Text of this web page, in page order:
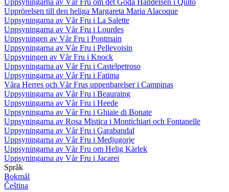
Upprörelsen till den heliga Margareta Maria Alacoque
Uppsyningarna av Vår Fru i La Salette
Uppsyningarna av Vår Fru i Lourdes
Uppsyningen av Vår Fru i Pontmain
Uppsyningarna av Vår Fru i Pellevoisin
Uppsyningen av Vår Fru i Knock
Uppsyningarna av Vår Fru i Castelpetroso
Uppsyningarna av Vår Fru i Fatima
Våra Herres och Vår Frus uppenbarelser i Campinas
Uppsyningarna av Vår Fru i Beauraing
Uppsyningarna av Vår Fru i Heede
Uppsyningarna av Vår Fru i Ghiaie di Bonate
Uppsyningarna av Rosa Mistica i Montichiari och Fontanelle
Uppsyningarna av Vår Fru i Garabandal
Uppsyningarna av Vår Fru i Medjugorje
Uppsyningarna av Vår Fru om Helig Kärlek
Uppsyningarna av Vår Fru i Jacarei
Språk
Bokmål
Čeština